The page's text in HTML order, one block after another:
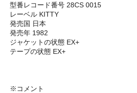
型番レコード番号 28CS 0015
レーベル KITTY
発売国 日本
発売年 1982
ジャケットの状態 EX+
テープの状態 EX+
※コメント